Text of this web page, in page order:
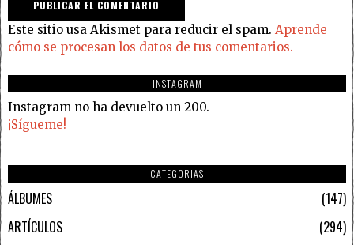
Este sitio usa Akismet para reducir el spam. Aprende
cómo se procesan los datos de tus comentarios.
INSTAGRAM
Instagram no ha devuelto un 200.
¡Sígueme!
CATEGORIAS
ÁLBUMES
147
ARTÍCULOS
294